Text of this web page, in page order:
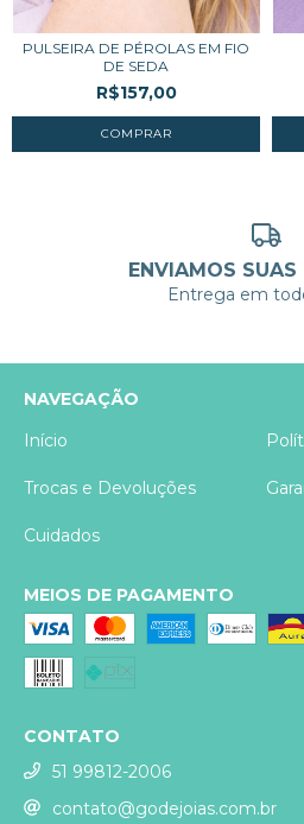
PULSEIRA DE PÉROLAS EM FIO
DE SEDA
R$157,00
ENVIAMOS SUAS
Entrega em
NAVEGAÇÃO
Início
Trocas e Devoluções
Cuidados
MEIOS DE PAGAMENTO
CONTATO
51 99812-2006
contato@godejoias.com.br